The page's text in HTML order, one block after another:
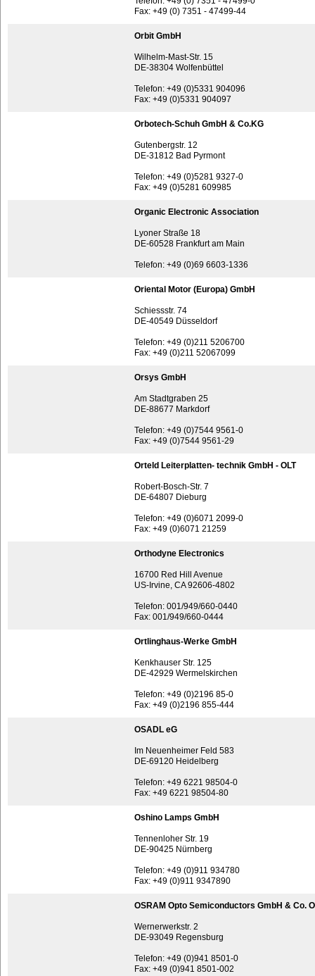
Fax: +49 (0) 7351 - 47499-44
Orbit GmbH
Wilhelm-Mast-Str. 15
DE-38304 Wolfenbüttel
Telefon: +49 (0)5331 904096
Fax: +49 (0)5331 904097
Orbotech-Schuh GmbH & Co.KG
Gutenbergstr. 12
DE-31812 Bad Pyrmont
Telefon: +49 (0)5281 9327-0
Fax: +49 (0)5281 609985
Organic Electronic Association
Lyoner Straße 18
DE-60528 Frankfurt am Main
Telefon: +49 (0)69 6603-1336
Oriental Motor (Europa) GmbH
Schiessstr. 74
DE-40549 Düsseldorf
Telefon: +49 (0)211 5206700
Fax: +49 (0)211 52067099
Orsys GmbH
Am Stadtgraben 25
DE-88677 Markdorf
Telefon: +49 (0)7544 9561-0
Fax: +49 (0)7544 9561-29
Orteld Leiterplatten- technik GmbH - OLT
Robert-Bosch-Str. 7
DE-64807 Dieburg
Telefon: +49 (0)6071 2099-0
Fax: +49 (0)6071 21259
Orthodyne Electronics
16700 Red Hill Avenue
US-Irvine, CA 92606-4802
Telefon: 001/949/660-0440
Fax: 001/949/660-0444
Ortlinghaus-Werke GmbH
Kenkhauser Str. 125
DE-42929 Wermelskirchen
Telefon: +49 (0)2196 85-0
Fax: +49 (0)2196 855-444
OSADL eG
Im Neuenheimer Feld 583
DE-69120 Heidelberg
Telefon: +49 6221 98504-0
Fax: +49 6221 98504-80
Oshino Lamps GmbH
Tennenloher Str. 19
DE-90425 Nürnberg
Telefon: +49 (0)911 934780
Fax: +49 (0)911 9347890
OSRAM Opto Semiconductors GmbH & Co.
Wernerwerkstr. 2
DE-93049 Regensburg
Telefon: +49 (0)941 8501-0
Fax: +49 (0)941 8501-002